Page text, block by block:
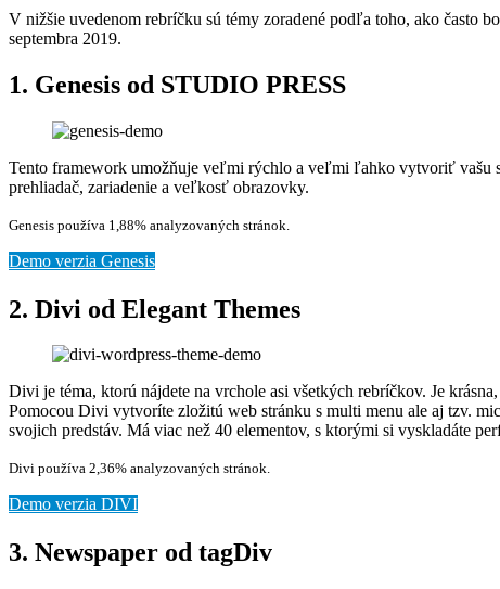
V nižšie uvedenom rebríčku sú témy zoradené podľa toho, ako často
septembra 2019.
1. Genesis od STUDIO PRESS
Tento framework umožňuje veľmi rýchlo a veľmi ľahko vytvoriť vašu
prehliadač, zariadenie a veľkosť obrazovky.
Genesis používa 1,88% analyzovaných stránok.
Demo verzia Genesis
2. Divi od Elegant Themes
Divi je téma, ktorú nájdete na vrchole asi všetkých rebríčkov. Je
Pomocou Divi vytvoríte zložitú web stránku s multi menu ale aj tzv.
svojich predstáv. Má viac než 40 elementov, s ktorými si vyskladáte
Divi používa 2,36% analyzovaných stránok.
Demo verzia DIVI
3. Newspaper od tagDiv